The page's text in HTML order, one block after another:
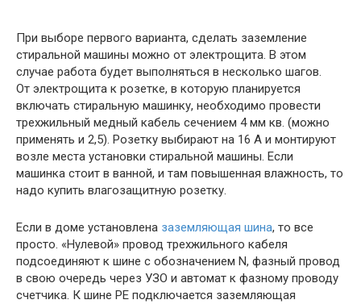
При выборе первого варианта, сделать заземление
стиральной машины можно от электрощита. В этом
случае работа будет выполняться в несколько шагов.
От электрощита к розетке, в которую планируется
включать стиральную машинку, необходимо провести
трехжильный медный кабель сечением 4 мм кв. (можно
применять и 2,5). Розетку выбирают на 16 А и монтируют
возле места установки стиральной машины. Если
машинка стоит в ванной, и там повышенная влажность, то
надо купить влагозащитную розетку.
Если в доме установлена заземляющая шина, то все
просто. «Нулевой» провод трехжильного кабеля
подсоединяют к шине с обозначением N, фазный провод
в свою очередь через УЗО и автомат к фазному проводу
счетчика. К шине РЕ подключается заземляющая